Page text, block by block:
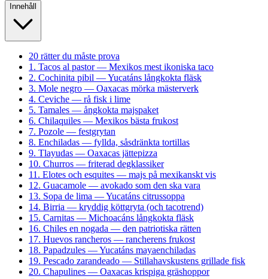
Innehåll
20 rätter du måste prova
1. Tacos al pastor — Mexikos mest ikoniska taco
2. Cochinita pibil — Yucatáns långkokta fläsk
3. Mole negro — Oaxacas mörka mästerverk
4. Ceviche — rå fisk i lime
5. Tamales — ångkokta majspaket
6. Chilaquiles — Mexikos bästa frukost
7. Pozole — festgrytan
8. Enchiladas — fyllda, såsdränkta tortillas
9. Tlayudas — Oaxacas jättepizza
10. Churros — friterad degklassiker
11. Elotes och esquites — majs på mexikanskt vis
12. Guacamole — avokado som den ska vara
13. Sopa de lima — Yucatáns citrussoppa
14. Birria — kryddig köttgryta (och tacotrend)
15. Carnitas — Michoacáns långkokta fläsk
16. Chiles en nogada — den patriotiska rätten
17. Huevos rancheros — rancherens frukost
18. Papadzules — Yucatáns mayaenchiladas
19. Pescado zarandeado — Stillahavskustens grillade fisk
20. Chapulines — Oaxacas krispiga gräshoppor